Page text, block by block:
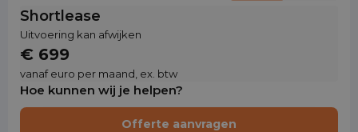
Shortlease
Uitvoering kan afwijken
€ 699
vanaf euro per maand, ex. btw
Hoe kunnen wij je helpen?
Offerte aanvragen